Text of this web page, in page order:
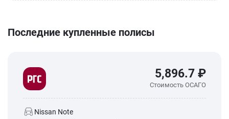
Последние купленные полисы
5,896.7 ₽
Стоимость ОСАГО
Nissan Note